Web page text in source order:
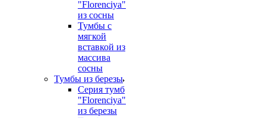
"Florenciya"
из сосны
Тумбы с
мягкой
вставкой из
массива
сосны
Тумбы из березы
Серия тумб
"Florenciya"
из березы